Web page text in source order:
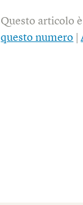
Questo articolo
questo numero |